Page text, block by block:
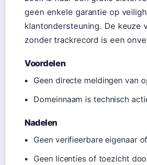
geen enkele garantie op
klantondersteuning. De keuze
zonder trackrecord is een
Voordelen
Geen directe meldingen van
Domeinnaam is technisch
Nadelen
Geen verifieerbare eigenaar
Geen licenties of toezicht